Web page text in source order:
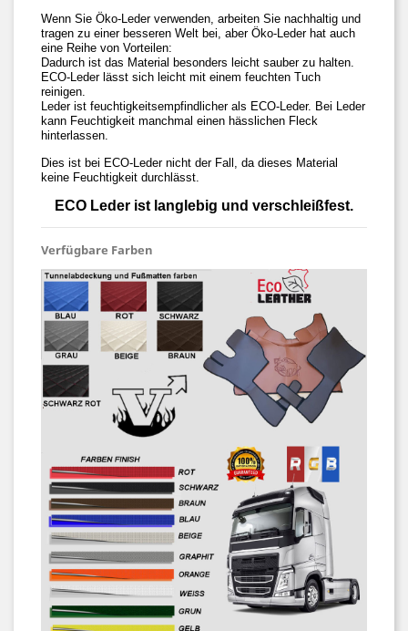
Wenn Sie Öko-Leder verwenden, arbeiten Sie nachhaltig und
tragen zu einer besseren Welt bei, aber Öko-Leder hat auch
eine Reihe von Vorteilen:
Dadurch ist das Material besonders leicht sauber zu halten.
ECO-Leder lässt sich leicht mit einem feuchten Tuch
reinigen.
Leder ist feuchtigkeitsempfindlicher als ECO-Leder. Bei Leder
kann Feuchtigkeit manchmal einen hässlichen Fleck
hinterlassen.
Dies ist bei ECO-Leder nicht der Fall, da dieses Material
keine Feuchtigkeit durchlässt.
ECO Leder ist langlebig und verschleißfest.
Verfügbare Farben